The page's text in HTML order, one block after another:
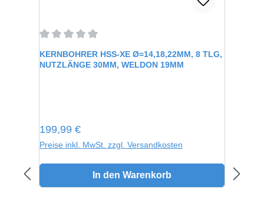
KERNBOHRER HSS-XE Ø=14,18,22MM, 8 TLG,
NUTZLÄNGE 30MM, WELDON 19MM
Regulärer Preis:
199,99 €
Preise inkl. MwSt. zzgl. Versandkosten
In den Warenkorb